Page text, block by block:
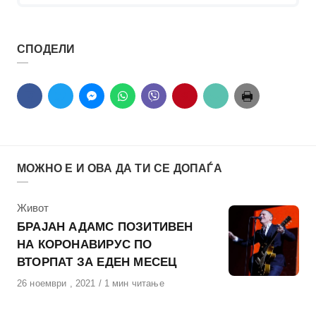
СПОДЕЛИ
МОЖНО Е И ОВА ДА ТИ СЕ ДОПАЃА
КАтегорија
Живот
БРАЈАН АДАМС ПОЗИТИВЕН
НА КОРОНАВИРУС ПО
ВТОРПАТ ЗА ЕДЕН МЕСЕЦ
Објавено
26 ноември , 2021 1 мин читање